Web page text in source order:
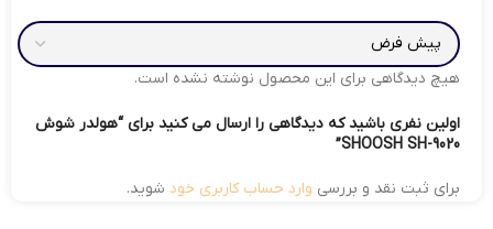
هیچ دیدگاهی برای این محصول نوشته نشده است.
اولین نفری باشید که دیدگاهی را ارسال می کنید برای “هولدر شوش
SHOOSH SH-9020”
برای ثبت نقد و بررسی وارد حساب کاربری خود شوید.